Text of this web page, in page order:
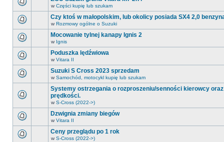
nieprzeczytanych
postów.
forum
ma
nowych
nieprzeczytanych
postów.
forum
ma
nowych
nieprzeczytanych
postów.
w Części kupię lub szukam
forum
ma
nowych
nieprzeczytanych
postów.
Czy ktoś w małopolskim, lub okolicy posiada SX4 2,0
w Rozmowy ogólne o Suzuki
forum
ma
nowych
nieprzeczytanych
postów.
Mocowanie tylnej kanapy Ignis 2
w Ignis
forum
ma
nieprzeczytanych
Poduszka lędźwiowa
w Vitara II
nie
nowych
nieprzeczytanych
postów.
Suzuki S Cross 2023 sprzedam
w Samochód, motocykl kupię lub szukam
tym
nie
nieprzeczytanych
Systemy ostrzegania o rozproszeniu/senności kierowcy
prędkości.
w S-Cross (2022->)
forum
Dzwignia zmiany biegów
w Vitara II
Ceny przeglądu po 1 rok
w S-Cross (2022->)